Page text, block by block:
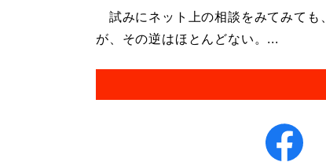
試みにネット上の相談をみてみても
が、その逆はほとんどない。...